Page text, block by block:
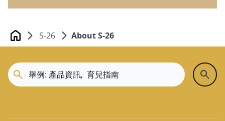
Home S-26 About S-26